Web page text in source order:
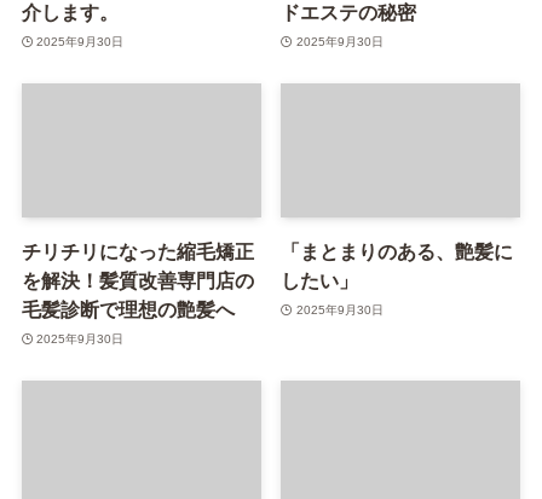
介します。
2025年9月30日
ドエステの秘密
2025年9月30日
チリチリになった縮毛矯正
を解決！髪質改善専門店の
毛髪診断で理想の艶髪へ
2025年9月30日
「まとまりのある、艶髪に
したい」
2025年9月30日